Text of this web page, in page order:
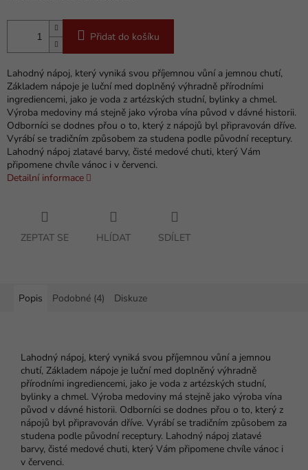
Přidat do košíku
Lahodný nápoj, který vyniká svou příjemnou vůní a jemnou chutí,
Základem nápoje je luční med doplněný výhradně přírodními
ingrediencemi, jako je voda z artézských studní, bylinky a chmel.
Výroba medoviny má stejně jako výroba vína původ v dávné historii.
Odborníci se dodnes přou o to, který z nápojů byl připravován dříve.
Vyrábí se tradičním způsobem za studena podle původní receptury.
Lahodný nápoj zlatavé barvy, čisté medové chuti, který Vám
připomene chvíle vánoc i v červenci.
Detailní informace
ZEPTAT SE HLÍDAT SDÍLET
Popis Podobné (4) Diskuze
Lahodný nápoj, který vyniká svou příjemnou vůní a jemnou
chutí, Základem nápoje je luční med doplněný výhradně
přírodními ingrediencemi, jako je voda z artézských studní,
bylinky a chmel. Výroba medoviny má stejně jako výroba vína
původ v dávné historii. Odborníci se dodnes přou o to, který z
nápojů byl připravován dříve. Vyrábí se tradičním způsobem za
studena podle původní receptury. Lahodný nápoj zlatavé
barvy, čisté medové chuti, který Vám připomene chvíle vánoc i
v červenci.